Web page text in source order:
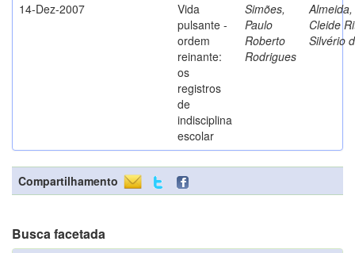
14-Dez-2007
Vida
pulsante -
ordem
reinante:
os
registros
de
indisciplina
escolar
Simões,
Paulo
Roberto
Rodrigues
Almeida,
Cleide
Silvério
Compartilhamento
Busca facetada